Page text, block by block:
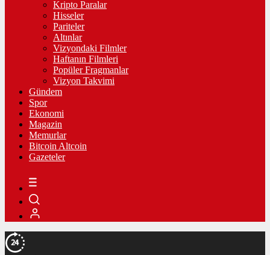
Kripto Paralar
Hisseler
Pariteler
Altınlar
Vizyondaki Filmler
Haftanın Filmleri
Popüler Fragmanlar
Vizyon Takvimi
Gündem
Spor
Ekonomi
Magazin
Memurlar
Bitcoin Altcoin
Gazeteler